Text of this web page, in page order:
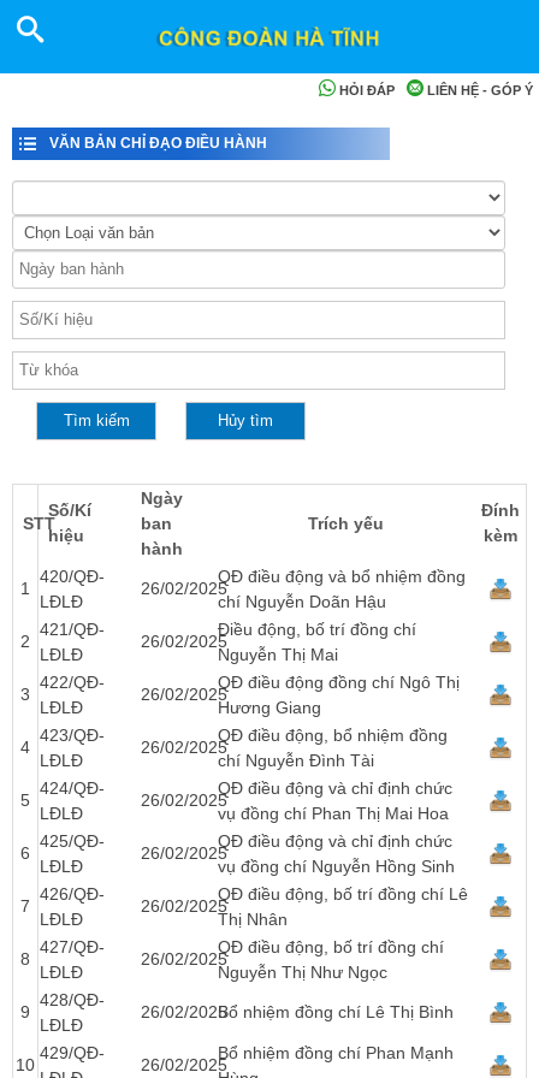
LIÊN HỆ - GÓP Ý
HỎI ĐÁP
VĂN BẢN CHỈ ĐẠO ĐIỀU HÀNH
STT
Số/Kí
hiệu
Ngày
ban
hành
Trích yếu
Đính
kèm
1
420/QĐ-
LĐLĐ
26/02/2025
QĐ điều động và bổ nhiệm đồng
chí Nguyễn Doãn Hậu
2
421/QĐ-
LĐLĐ
26/02/2025
Điều động, bố trí đồng chí
Nguyễn Thị Mai
3
422/QĐ-
LĐLĐ
26/02/2025
QĐ điều động đồng chí Ngô Thị
Hương Giang
4
423/QĐ-
LĐLĐ
26/02/2025
QĐ điều động, bổ nhiệm đồng
chí Nguyễn Đình Tài
5
424/QĐ-
LĐLĐ
26/02/2025
QĐ điều động và chỉ định chức
vụ đồng chí Phan Thị Mai Hoa
6
425/QĐ-
LĐLĐ
26/02/2025
QĐ điều động và chỉ định chức
vụ đồng chí Nguyễn Hồng Sinh
7
426/QĐ-
LĐLĐ
26/02/2025
QĐ điều động, bố trí đồng chí Lê
Thị Nhân
8
427/QĐ-
LĐLĐ
26/02/2025
QĐ điều động, bố trí đồng chí
Nguyễn Thị Như Ngọc
9
428/QĐ-
LĐLĐ
26/02/2025Bổ nhiệm đồng chí Lê Thị Bình
10
429/QĐ-
26/02/2025
Bổ nhiệm đồng chí Phan Mạnh